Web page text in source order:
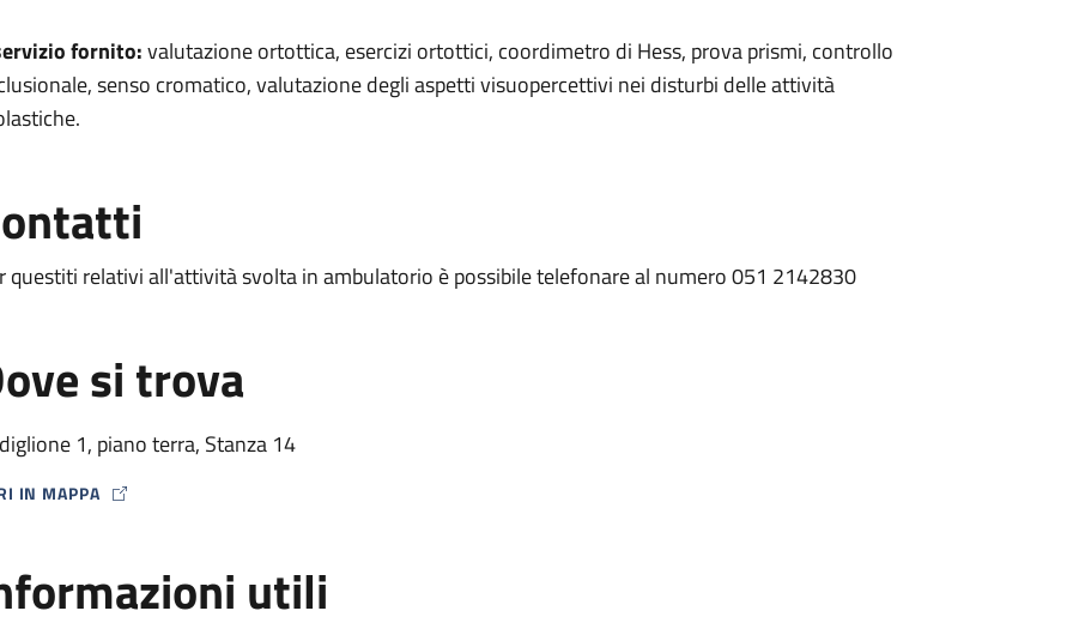
fornito:valutazione ortottica, esercizi ortottici, coordimetro di Hess, prova prismi, controllo
senso cromatico, valutazione degli aspetti visuopercettivi nei disturbi delle attività
questiti relativi all'attività svolta in ambulatorio è possibile telefonare al numero 051 2142830
si trova
1, piano terra, Stanza 14
IN MAPPA
ICON
utili